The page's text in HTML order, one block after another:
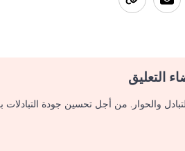
التعليق
والحوار. من أجل تحسين جودة